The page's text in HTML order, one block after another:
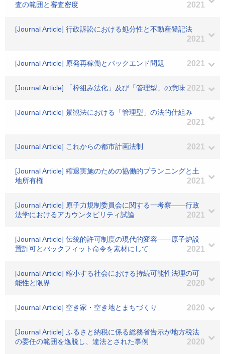
査の範囲と審査密度
2021
[Journal Article] 行政訴訟における処分性と不動産登記法
2021
[Journal Article] 原発再稼働とバックエンド問題 2021
[Journal Article] 「枠組み法化」及び「管理型」の意味 2021
[Journal Article] 景観法における「管理型」の法的仕組み
2021
[Journal Article] これからの都市計画法制 2021
[Journal Article] 縮退実施のための協働的プランニングと土
地所有権
2021
[Journal Article] 原子力規制委員会に関する一考察――行政
法学におけるアカウンタビリティ試論
2021
[Journal Article] 伝統的許可制度の現代的変容――原子炉設
置許可とバックフィット命令を素材にして
2021
[Journal Article] 縮小する社会における持続可能性法理の可
能性と限界
2020
[Journal Article] 空き家・空き地とまちづくり 2020
[Journal Article] ふるさと納税に係る総務省告示が地方税法
の委任の範囲を逸脱し、違法とされた事例
2020